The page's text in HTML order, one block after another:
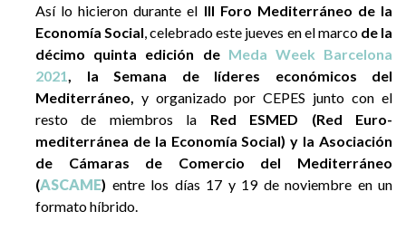
Así lo hicieron durante el III Foro Mediterráneo de la
Economía Social , celebrado este jueves en el marco de la
décimo quinta edición de Meda Week Barcelona
2021
, la Semana de líderes económicos del
Mediterráneo, y organizado por CEPES junto con el
resto de miembros la Red ESMED (Red Euro-
mediterránea de la Economía Social) y la Asociación
de Cámaras de Comercio del Mediterráneo
(ASCAME) entre los días 17 y 19 de noviembre en un
formato híbrido.